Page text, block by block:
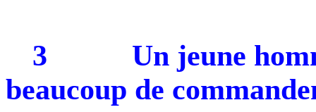
3
Un jeune
beaucoup de